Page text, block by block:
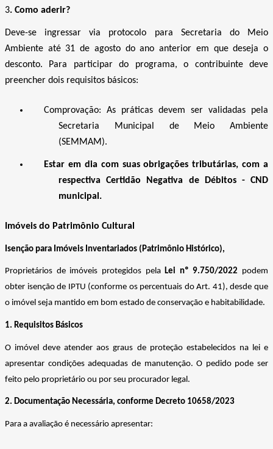
3. Como aderir?
Deve-se ingressar via protocolo para Secretaria do Meio
Ambiente até 31 de agosto do ano anterior em que deseja o
desconto. Para participar do programa, o contribuinte deve
preencher dois requisitos básicos:
Comprovação: As práticas devem ser validadas pela
Secretaria Municipal de Meio Ambiente
(SEMMAM).
Estar em dia com suas obrigações tributárias, com a
respectiva Certidão Negativa de Débitos - CND
municipal.
Imóveis do Patrimônio Cultural
Isenção para Imóveis Inventariados (Patrimônio Histórico),
Proprietários de imóveis protegidos pelaLei nº 9.750/2022 podem
obter isenção de IPTU (conforme os percentuais do Art. 41), desde que
o imóvel seja mantido em bom estado de conservação e habitabilidade.
1. Requisitos Básicos
O imóvel deve atender aos graus de proteção estabelecidos na lei e
apresentar condições adequadas de manutenção. O pedido pode ser
feito pelo proprietário ou por seu procurador legal.
2. Documentação Necessária, conforme Decreto 10658/2023
Para a avaliação é necessário apresentar: